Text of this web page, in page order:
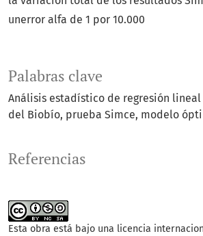
Palabras clave
Análisis estadístico de regresión
del Biobío prueba Simce modelo
unerror alfa de 1 por 10.000
Referencias
Esta obra está bajo una licencia